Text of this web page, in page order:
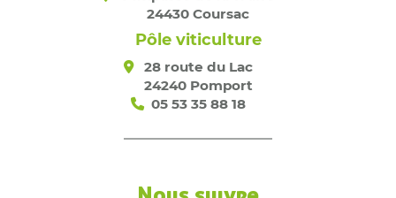
24430 Coursac
Pôle viticulture
28 route du Lac
24240 Pomport
05 53 35 88 18